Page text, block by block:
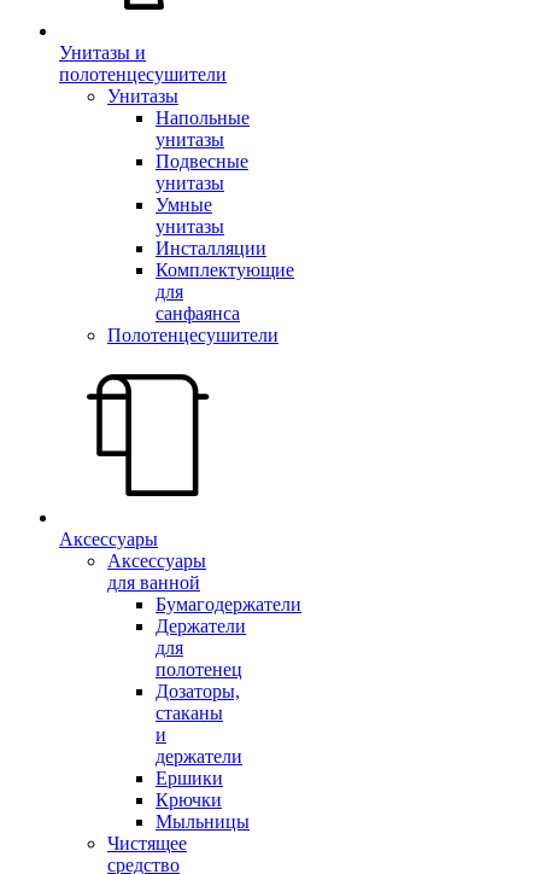
Унитазы и
полотенцесушители
Унитазы
Напольные
унитазы
Подвесные
унитазы
Умные
унитазы
Инсталляции
Комплектующие
для
санфаянса
Полотенцесушители
Аксессуары
Аксессуары
для ванной
Бумагодержатели
Держатели
для
полотенец
Дозаторы,
стаканы
и
держатели
Ершики
Крючки
Мыльницы
Чистящее
средство